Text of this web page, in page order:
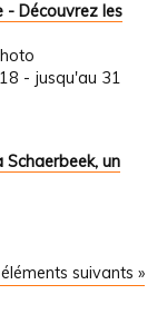
Découvrez les
- jusqu'au 31
un
suivants »